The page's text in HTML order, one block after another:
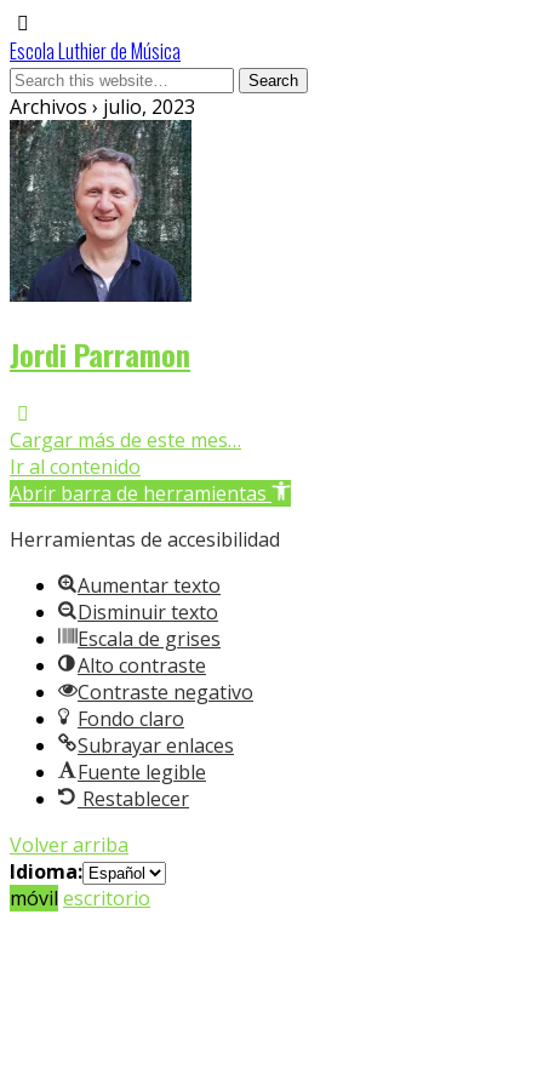
Escola Luthier de Música
Archivos › julio, 2023
Jordi Parramon
Cargar más de este mes…
Ir al contenido
Abrir barra de herramientas
Herramientas de accesibilidad
Aumentar texto
Disminuir texto
Escala de grises
Alto contraste
Contraste negativo
Fondo claro
Subrayar enlaces
Fuente legible
Restablecer
Volver arriba
Idioma:
móvil escritorio